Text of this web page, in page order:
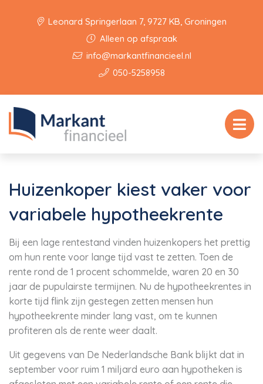
Leonard Springerlaan 7, 9727 KB, Groningen
Alleen op afspraak
info@markantfinancieel.nl
050-5258958
Huizenkoper kiest vaker voor
variabele hypotheekrente
Bij een lage rentestand vinden huizenkopers het prettig
om hun rente voor lange tijd vast te zetten. Toen de
rente rond de 1 procent schommelde, waren 20 en 30
jaar de pupulairste termijnen. Nu de hypotheekrentes in
korte tijd flink zijn gestegen zetten mensen hun
hypotheekrente minder lang vast, om te kunnen
profiteren als de rente weer daalt.
Uit gegevens van De Nederlandsche Bank blijkt dat in
september voor ruim 1 miljard euro aan hypotheken is